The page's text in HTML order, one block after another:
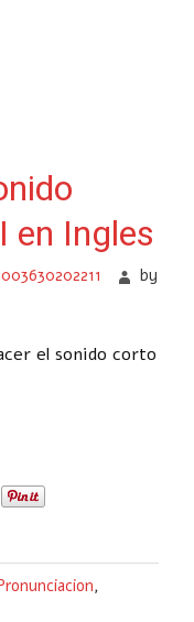
en Ingles
by
el sonido corto
,